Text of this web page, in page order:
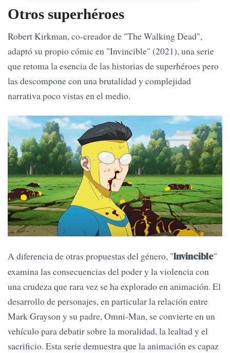
Otros superhéroes
Robert Kirkman, co-creador de "The Walking Dead",
adaptó su propio cómic en "Invincible" (2021), una serie
que retoma la esencia de las historias de superhéroes pero
las descompone con una brutalidad y complejidad
narrativa poco vistas en el medio.
A diferencia de otras propuestas del género, "Invincible"
examina las consecuencias del poder y la violencia con
una crudeza que rara vez se ha explorado en animación. El
desarrollo de personajes, en particular la relación entre
Mark Grayson y su padre, Omni-Man, se convierte en un
vehículo para debatir sobre la moralidad, la lealtad y el
sacrificio. Esta serie demuestra que la animación es capaz